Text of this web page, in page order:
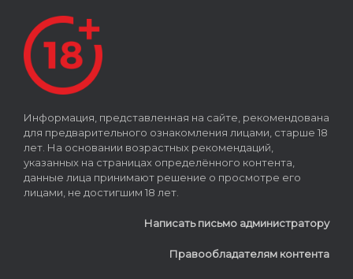
Информация, представленная на сайте, рекомендована
для предварительного ознакомления лицами, старше 18
лет. На основании возрастных рекомендаций,
указанных на страницах определённого контента,
данные лица принимают решение о просмотре его
лицами, не достигшим 18 лет.
Написать письмо администратору
Правообладателям контента